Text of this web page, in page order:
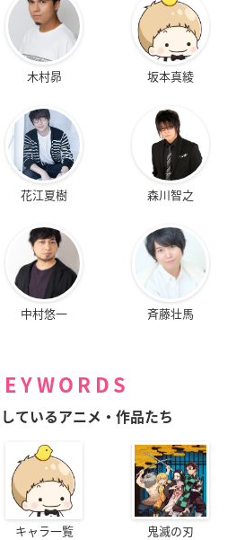
木村昴 坂本真綾
花江夏樹 森川智之
中村悠一 斉藤壮馬
ているアニメ・作品たち
キャラ一覧 鬼滅の刃